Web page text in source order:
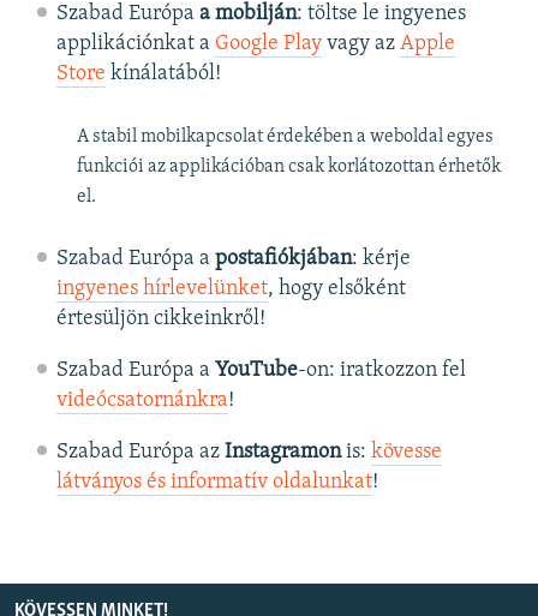
Szabad Európa a mobilján: töltse le ingyenes
applikációnkat a Google Playvagy az Apple
Store kínálatából!
A stabil mobilkapcsolat érdekében a weboldal egyes
funkciói az applikációban csak korlátozottan érhetők
el.
Szabad Európa a postafiókjában: kérje
ingyenes hírlevelünket, hogy elsőként
értesüljön cikkeinkről!
Szabad Európa a YouTube-on: iratkozzon fel
videócsatornánkra!
Szabad Európa az Instagramonis: kövesse
látványos és informatív oldalunkat! ​
KÖVESSEN MINKET!